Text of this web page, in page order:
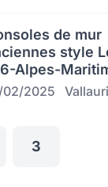
de mur
style
Alpes-
02/2025
3